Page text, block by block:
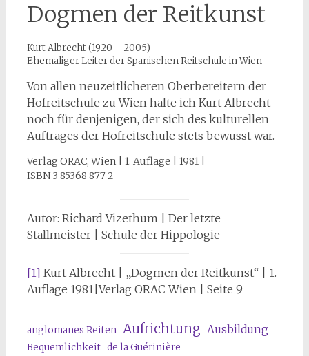
Dogmen der Reitkunst
Kurt Albrecht (1920 – 2005)
Ehemaliger Leiter der Spanischen Reitschule in Wien
Von allen neuzeitlicheren Oberbereitern der
Hofreitschule zu Wien halte ich Kurt Albrecht
noch für denjenigen, der sich des kulturellen
Auftrages der Hofreitschule stets bewusst war.
Verlag ORAC, Wien | 1. Auflage | 1981 |
ISBN 3 85368 877 2
Autor: Richard Vizethum | Der letzte
Stallmeister | Schule der Hippologie
[1] Kurt Albrecht | „Dogmen der Reitkunst“ | 1.
Auflage 1981|Verlag ORAC Wien | Seite 9
anglomanes Reiten Aufrichtung Ausbildung
Bequemlichkeit de la Guérinière